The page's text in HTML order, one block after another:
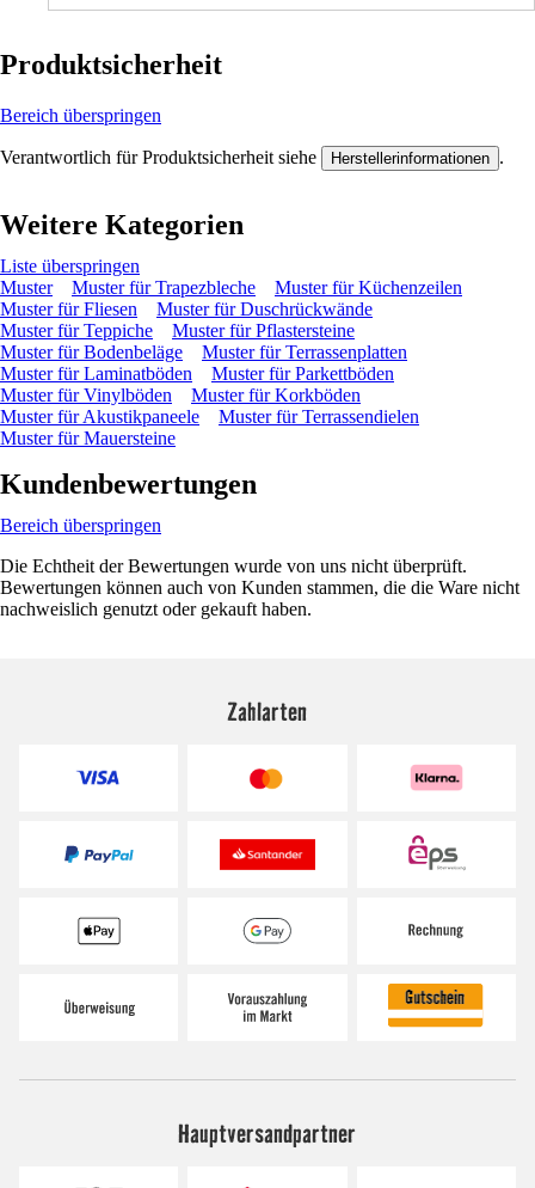
Produktsicherheit
Bereich überspringen
Verantwortlich für Produktsicherheit siehe Herstellerinformationen .
Weitere Kategorien
Liste überspringen
Muster
Muster für Trapezbleche
Muster für Küchenzeilen
Muster für Fliesen
Muster für Duschrückwände
Muster für Teppiche
Muster für Pflastersteine
Muster für Bodenbeläge
Muster für Terrassenplatten
Muster für Laminatböden
Muster für Parkettböden
Muster für Vinylböden
Muster für Korkböden
Muster für Akustikpaneele
Muster für Terrassendielen
Muster für Mauersteine
Kundenbewertungen
Bereich überspringen
Die Echtheit der Bewertungen wurde von uns nicht überprüft.
Bewertungen können auch von Kunden stammen, die die Ware nicht
nachweislich genutzt oder gekauft haben.
Zahlarten
Hauptversandpartner